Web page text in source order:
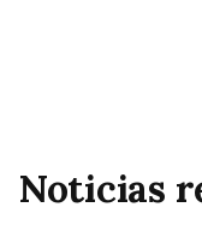
Noticias